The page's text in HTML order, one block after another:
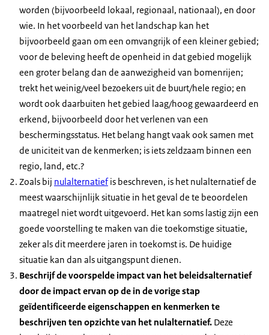
worden (bijvoorbeeld lokaal, regionaal, nationaal), en door
wie. In het voorbeeld van het landschap kan het
bijvoorbeeld gaan om een omvangrijk of een kleiner gebied;
voor de beleving heeft de openheid in dat gebied mogelijk
een groter belang dan de aanwezigheid van bomenrijen;
trekt het weinig/veel bezoekers uit de buurt/hele regio; en
wordt ook daarbuiten het gebied laag/hoog gewaardeerd en
erkend, bijvoorbeeld door het verlenen van een
beschermingsstatus. Het belang hangt vaak ook samen met
de uniciteit van de kenmerken; is iets zeldzaam binnen een
regio, land, etc.?
Zoals bij nulalternatiefis beschreven, is het nulalternatief de
meest waarschijnlijk situatie in het geval de te beoordelen
maatregel niet wordt uitgevoerd. Het kan soms lastig zijn een
goede voorstelling te maken van die toekomstige situatie,
zeker als dit meerdere jaren in toekomst is. De huidige
situatie kan dan als uitgangspunt dienen.
Beschrijf de voorspelde impact van het beleidsalternatief
door de impact ervan op de in de vorige stap
geïdentificeerde eigenschappen en kenmerken te
beschrijven ten opzichte van het nulalternatief. Deze